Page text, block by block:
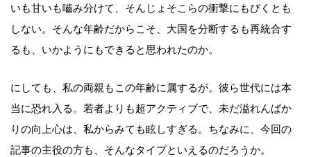
いも甘いも嚙み分けて、そんじょそこらの衝撃にもびくとも
しない。そんな年齢だからこそ、大国を分断するも再統合す
るも、いかようにもできると思われたのか。
にしても、私の両親もこの年齢に属するが。彼ら世代には本
当に恐れ入る。若者よりも超アクティブで、未だ溢れんばか
りの向上心は、私からみても眩しすぎる。ちなみに、今回の
記事の主役の方も、そんなタイプといえるのだろうか。